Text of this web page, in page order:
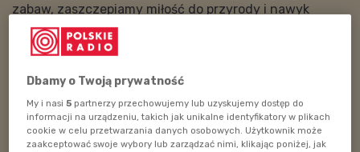
zabaw, zaszczepiamy miłość do przyrody i nawyk
aktywnego wypoczynku.
Żeby móc w pełni cieszyć się górską wędrówką, należy
dobrze się do niej przygotować. W niniejszej książce,
obok licznych, angażujących ciekawostek
przyrodniczo-krajoznawczych, dzieci i ich opiekunowie
znajdą praktyczne porady na temat odpowiedniego
Dbamy o Twoją prywatność
My i nasi5 partnerzy przechowujemy lub uzyskujemy dostęp do
informacji na urządzeniu, takich jak unikalne identyfikatory w plikach
cookie w celu przetwarzania danych osobowych. Użytkownik może
zaakceptować swoje wybory lub zarządzać nimi, klikając poniżej, jak